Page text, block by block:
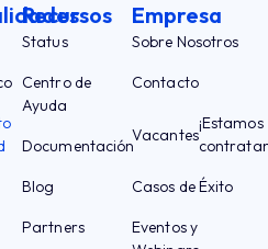
Recursos
Status
Centro de
Ayuda
Documentación
Blog
Partners
Empresa
Sobre Nosotros
Contacto
Vacantes
¡Estamos
Casos de Éxito
Eventos y